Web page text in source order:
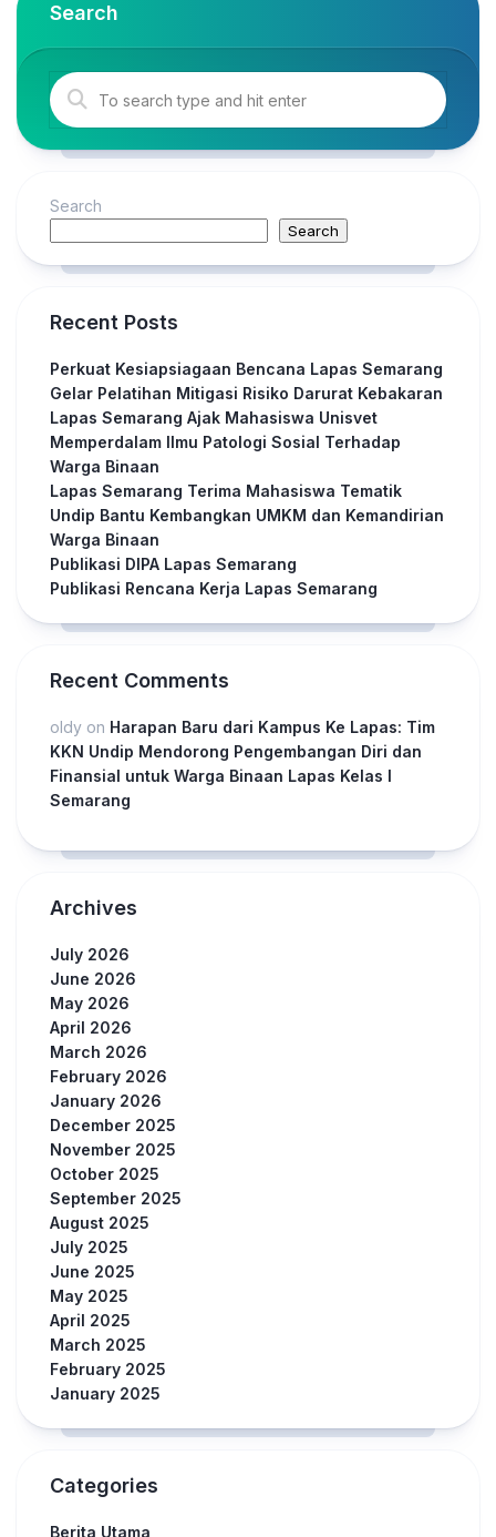
Search
Search
Search
Recent Posts
Perkuat Kesiapsiagaan Bencana Lapas Semarang
Gelar Pelatihan Mitigasi Risiko Darurat Kebakaran
Lapas Semarang Ajak Mahasiswa Unisvet
Memperdalam Ilmu Patologi Sosial Terhadap
Warga Binaan
Lapas Semarang Terima Mahasiswa Tematik
Undip Bantu Kembangkan UMKM dan Kemandirian
Warga Binaan
Publikasi DIPA Lapas Semarang
Publikasi Rencana Kerja Lapas Semarang
Recent Comments
oldy on Harapan Baru dari Kampus Ke Lapas: Tim
KKN Undip Mendorong Pengembangan Diri dan
Finansial untuk Warga Binaan Lapas Kelas I
Semarang
Archives
July 2026
June 2026
May 2026
April 2026
March 2026
February 2026
January 2026
December 2025
November 2025
October 2025
September 2025
August 2025
July 2025
June 2025
May 2025
April 2025
March 2025
February 2025
January 2025
Categories
Berita Utama